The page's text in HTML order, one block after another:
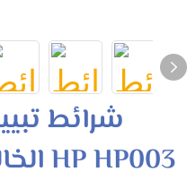
شرائط
الخالية من الكحول من HP HP003